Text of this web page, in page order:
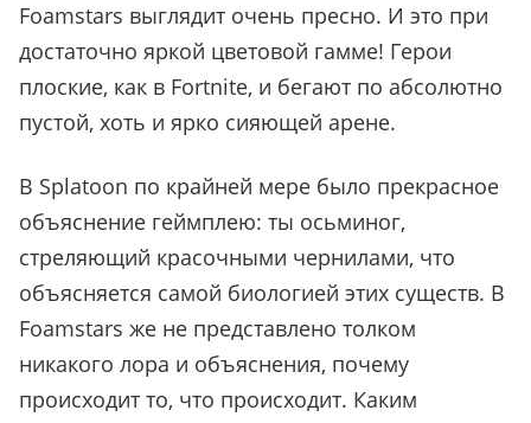
Foamstars выглядит очень пресно. И это при
достаточно яркой цветовой гамме! Герои
плоские, как в Fortnite, и бегают по абсолютно
пустой, хоть и ярко сияющей арене.
В Splatoon по крайней мере было прекрасное
объяснение геймплею: ты осьминог,
стреляющий красочными чернилами, что
объясняется самой биологией этих существ. В
Foamstars же не представлено толком
никакого лора и объяснения, почему
происходит то, что происходит. Каким